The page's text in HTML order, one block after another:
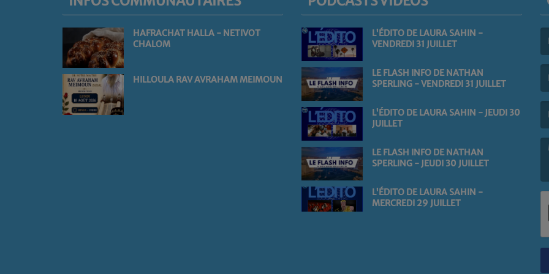
HAFRACHAT HALLA - NETIVOT
CHALOM
HILLOULA RAV AVRAHAM MEIMOUN
L'ÉDITO DE LAURA SAHIN -
VENDREDI 31 JUILLET
LE FLASH INFO DE NATHAN
SPERLING - VENDREDI 31 JUILLET
L'ÉDITO DE LAURA SAHIN - JEUDI 30
JUILLET
LE FLASH INFO DE NATHAN
SPERLING - JEUDI 30 JUILLET
L'ÉDITO DE LAURA SAHIN -
MERCREDI 29 JUILLET